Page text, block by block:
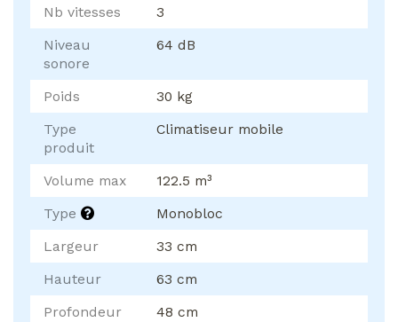
Nb vitesses
3
Niveau
sonore
64 dB
Poids
30 kg
Type
produit
Climatiseur mobile
Volume max
122.5 m³
Type
Monobloc
Largeur
33 cm
Hauteur
63 cm
Profondeur
48 cm